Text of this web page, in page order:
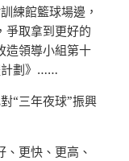
練館籃球場邊，
爭取拿到更好的
造領導小組第十
計劃》……
“三年夜球”振興
更快、更高、